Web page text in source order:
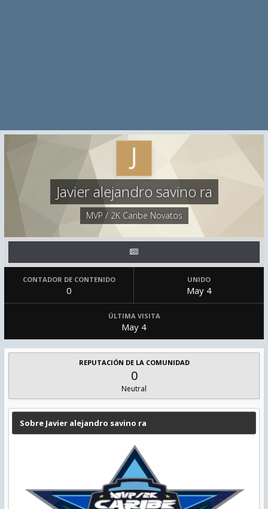
Javier alejandro savino ra
MVP / 2K Caribe Novatos
CONTADOR DE CONTENIDO
0
UNIDO
May 4
ÚLTIMA VISITA
May 4
REPUTACIÓN DE LA COMUNIDAD
0
Neutral
Sobre Javier alejandro savino ra